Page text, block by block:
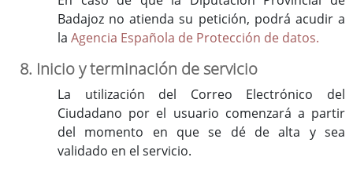
Badajoz no atienda su petición, podrá acudir a
la Agencia Española de Protección de datos.
8. Inicio y terminación de servicio
La utilización del Correo Electrónico del
Ciudadano por el usuario comenzará a partir
del momento en que se dé de alta y sea
validado en el servicio.